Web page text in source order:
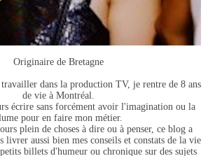
Originaire de Bretagne
travailler dans la production TV, je rentre de 8 ans
de vie à Montréal.
écrire sans forcément avoir l'imagination ou la
pour en faire mon métier.
plein de choses à dire ou à penser, ce blog a
livrer aussi bien mes conseils et constats de la vie
billets d'humeur ou chronique sur des sujets